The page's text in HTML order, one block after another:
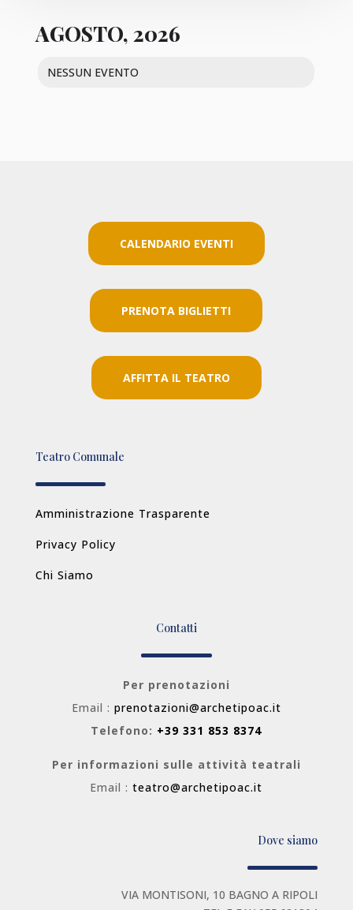
AGOSTO, 2026
NESSUN EVENTO
CALENDARIO EVENTI
PRENOTA BIGLIETTI
AFFITTA IL TEATRO
Teatro Comunale
Amministrazione Trasparente
Privacy Policy
Chi Siamo
Contatti
Per prenotazioni
Email : prenotazioni@archetipoac.it
Telefono: +39 331 853 8374
Per informazioni sulle attività teatrali
Email :teatro@archetipoac.it
Dove siamo
VIA MONTISONI, 10 BAGNO A RIPOLI